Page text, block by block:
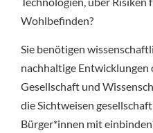
Wohlbefinden?
Sie benötigen
nachhaltige
Gesellschaft und
die Sichtweisen
Bürger*innen mit